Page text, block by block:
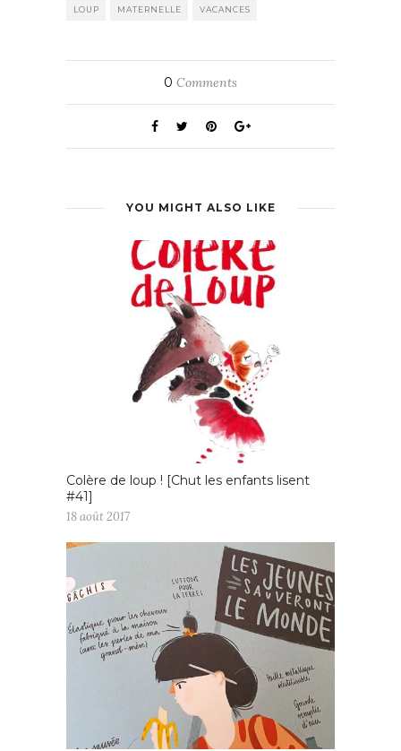
LOUP MATERNELLE VACANCES
0 Comments
YOU MIGHT ALSO LIKE
Colère de loup ! [Chut les enfants lisent
#41]
18 août 2017